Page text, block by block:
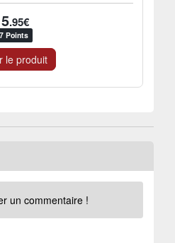
.95€
Points
le produit
un commentaire !